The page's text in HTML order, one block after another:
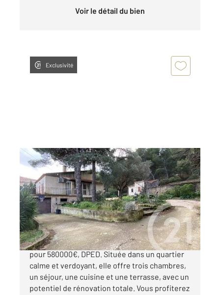
Voir le détail du bien
Exclusivité
MARSEILLE 13009
88 m2 , 4 pièces
Ref : 68069
Maison à vendre
580 000 €
Maison de 150m² à vendre à Marseille 13009
pour 580000€, DPED. Située dans un quartier
calme et verdoyant, elle offre trois chambres,
un séjour, une cuisine et une terrasse, avec un
potentiel de rénovation totale. Vous profiterez